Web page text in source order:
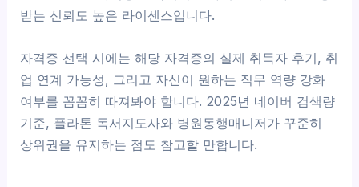
받는 신뢰도 높은 라이센스입니다.
자격증 선택 시에는 해당 자격증의 실제 취득자 후기, 취
업 연계 가능성, 그리고 자신이 원하는 직무 역량 강화
여부를 꼼꼼히 따져봐야 합니다. 2025년 네이버 검색량
기준, 플라톤 독서지도사와 병원동행매니저가 꾸준히
상위권을 유지하는 점도 참고할 만합니다.